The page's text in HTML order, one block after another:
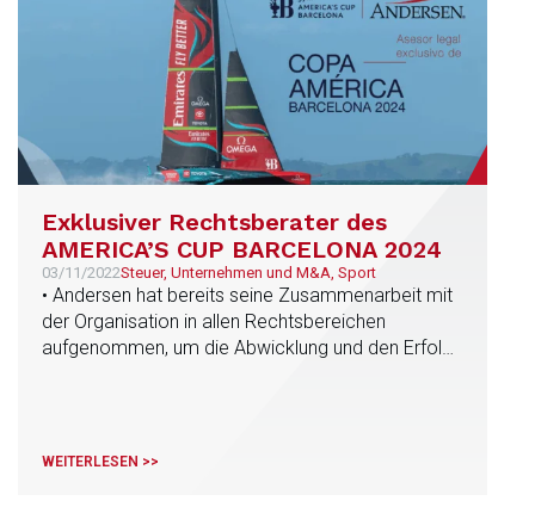
Exklusiver Rechtsberater des
AMERICA’S CUP BARCELONA 2024
03/11/2022Steuer, Unternehmen und M&A, Sport
• Andersen hat bereits seine Zusammenarbeit mit
der Organisation in allen Rechtsbereichen
aufgenommen, um die Abwicklung und den Erfolg
verantwortlich ist, hat Andersen nach einem
WEITERLESEN >>